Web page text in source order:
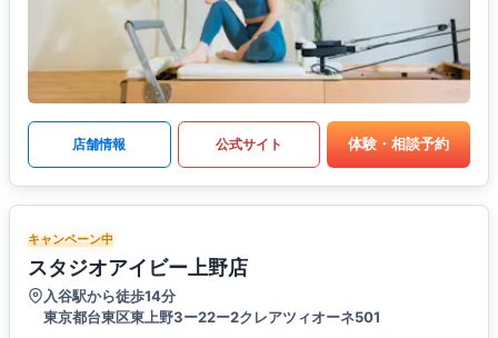
店舗情報 公式サイト 体験・相談予約
キャンペーン中
スタジオアイビー上野店
入谷駅から徒歩14分
東京都台東区東上野3ー22ー2クレアツィオーネ501